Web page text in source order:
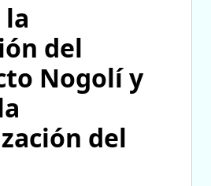
del
Nogolí y
del